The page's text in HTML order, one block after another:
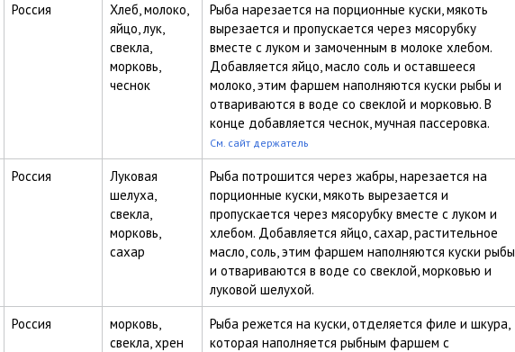
Россия
Хлеб, молоко,
яйцо, лук,
свекла,
морковь,
чеснок
Рыба нарезается на порционные куски, мякоть
вырезается и пропускается через мясорубку
вместе с луком и замоченным в молоке хлебом.
Добавляется яйцо, масло соль и оставшееся
молоко, этим фаршем наполняются куски рыбы и
отвариваются в воде со свеклой и морковью. В
конце добавляется чеснок, мучная пассеровка.
См. сайт держатель
Россия
Луковая
шелуха,
свекла,
морковь,
сахар
Рыба потрошится через жабры, нарезается на
порционные куски, мякоть вырезается и
пропускается через мясорубку вместе с луком и
хлебом. Добавляется яйцо, сахар, растительное
масло, соль, этим фаршем наполняются куски рыбы
и отвариваются в воде со свеклой, морковью и
луковой шелухой.
Россия
морковь,
свекла, хрен
Рыба режется на куски, отделяется филе и шкура,
которая наполняется рыбным фаршем с